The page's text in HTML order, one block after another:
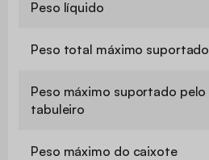
Peso líquido
Peso total máximo suportado
Peso máximo suportado pelo
tabuleiro
Peso máximo do caixote